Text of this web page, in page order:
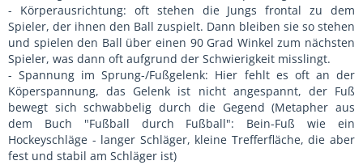
- Körperausrichtung: oft stehen die Jungs frontal zu dem
Spieler, der ihnen den Ball zuspielt. Dann bleiben sie so stehen
und spielen den Ball über einen 90 Grad Winkel zum nächsten
Spieler, was dann oft aufgrund der Schwierigkeit misslingt.
- Spannung im Sprung-/Fußgelenk: Hier fehlt es oft an der
Köperspannung, das Gelenk ist nicht angespannt, der Fuß
bewegt sich schwabbelig durch die Gegend (Metapher aus
dem Buch "Fußball durch Fußball": Bein-Fuß wie ein
Hockeyschläge - langer Schläger, kleine Trefferfläche, die aber
fest und stabil am Schläger ist)